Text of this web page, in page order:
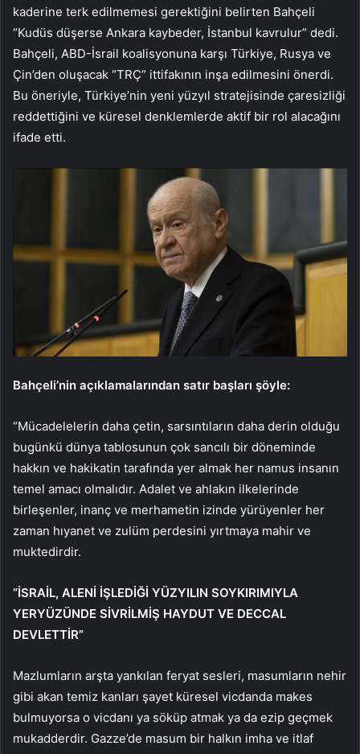
kaderine terk edilmemesi gerektiğini belirten Bahçeli
“Kudüs düşerse Ankara kaybeder, İstanbul kavrulur” dedi.
Bahçeli, ABD-İsrail koalisyonuna karşı Türkiye, Rusya ve
Çin’den oluşacak “TRÇ” ittifakının inşa edilmesini önerdi.
Bu öneriyle, Türkiye’nin yeni yüzyıl stratejisinde çaresizliği
reddettiğini ve küresel denklemlerde aktif bir rol alacağını
ifade etti.
Bahçeli’nin açıklamalarından satır başları şöyle:
“Mücadelelerin daha çetin, sarsıntıların daha derin olduğu
bugünkü dünya tablosunun çok sancılı bir döneminde
hakkın ve hakikatin tarafında yer almak her namus insanın
temel amacı olmalıdır. Adalet ve ahlakın ilkelerinde
birleşenler, inanç ve merhametin izinde yürüyenler her
zaman hıyanet ve zulüm perdesini yırtmaya mahir ve
muktedirdir.
“İSRAİL, ALENİ İŞLEDİĞİ YÜZYILIN SOYKIRIMIYLA
YERYÜZÜNDE SİVRİLMİŞ HAYDUT VE DECCAL
DEVLETTİR”
Mazlumların arşta yankılan feryat sesleri, masumların nehir
gibi akan temiz kanları şayet küresel vicdanda makes
bulmuyorsa o vicdanı ya söküp atmak ya da ezip geçmek
mukadderdir. Gazze’de masum bir halkın imha ve itlaf